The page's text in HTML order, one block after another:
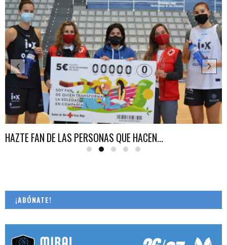
HAZTE FAN DE LAS PERSONAS QUE HACEN...
¡ABÓNATE!